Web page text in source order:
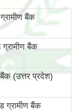
बैंक
ग्रामीण बैंक
बैंक (उत्तर प्रदेश)
ग्रामीण बैंक